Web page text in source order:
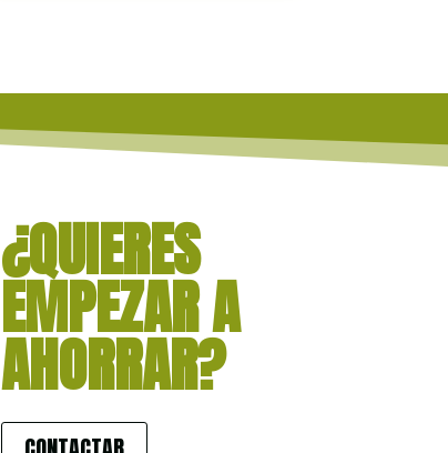
¿QUIERES
EMPEZAR A
AHORRAR?